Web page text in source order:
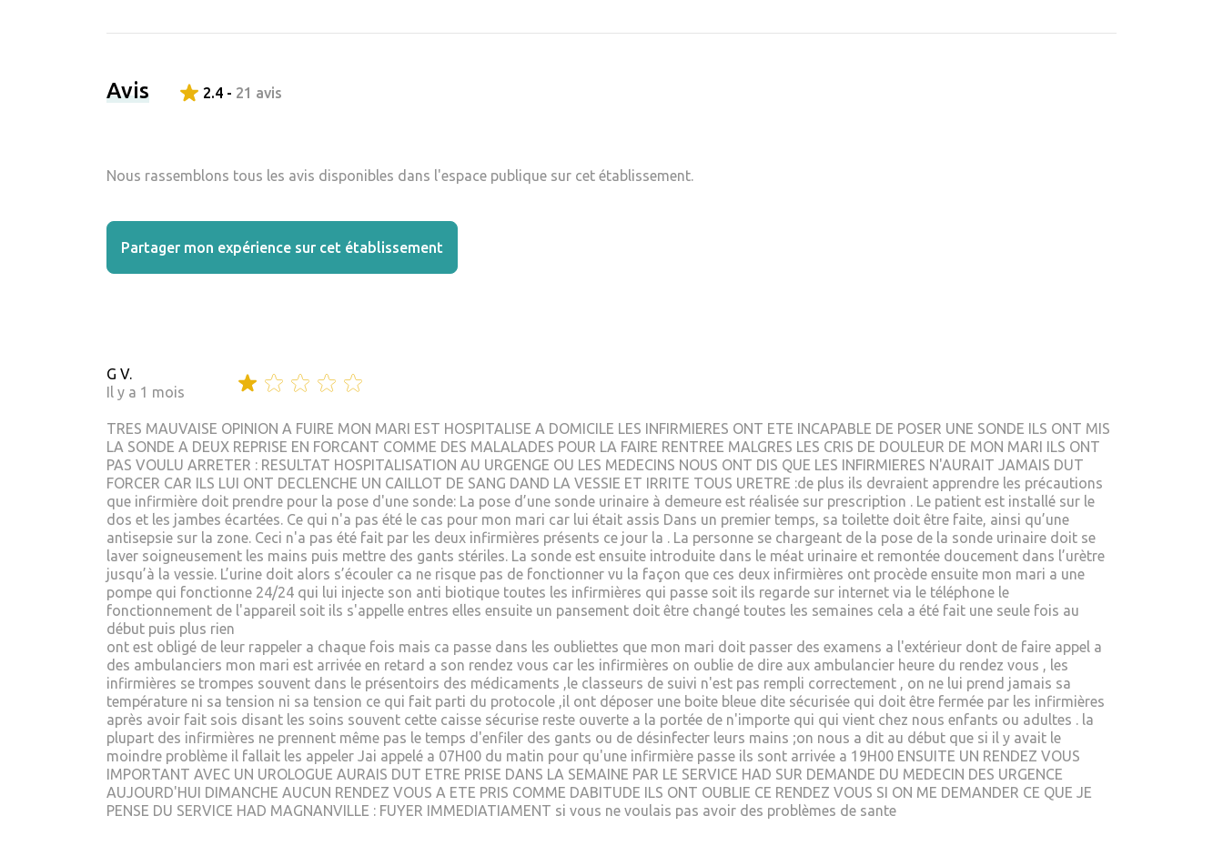
Avis 2.4 - 21 avis
Nous rassemblons tous les avis disponibles dans l'espace publique sur cet établissement.
Partager mon expérience sur cet établissement
G V.
Il y a 1 mois
TRES MAUVAISE OPINION A FUIRE MON MARI EST HOSPITALISE A DOMICILE LES INFIRMIERES ONT ETE INCAPABLE DE POSER UNE SONDE ILS ONT MIS
LA SONDE A DEUX REPRISE EN FORCANT COMME DES MALALADES POUR LA FAIRE RENTREE MALGRES LES CRIS DE DOULEUR DE MON MARI ILS ONT
PAS VOULU ARRETER : RESULTAT HOSPITALISATION AU URGENGE OU LES MEDECINS NOUS ONT DIS QUE LES INFIRMIERES N'AURAIT JAMAIS DUT
FORCER CAR ILS LUI ONT DECLENCHE UN CAILLOT DE SANG DAND LA VESSIE ET IRRITE TOUS URETRE :de plus ils devraient apprendre les précautions
que infirmière doit prendre pour la pose d'une sonde: La pose d’une sonde urinaire à demeure est réalisée sur prescription . Le patient est installé sur le
dos et les jambes écartées. Ce qui n'a pas été le cas pour mon mari car lui était assis Dans un premier temps, sa toilette doit être faite, ainsi qu’une
antisepsie sur la zone. Ceci n'a pas été fait par les deux infirmières présents ce jour la . La personne se chargeant de la pose de la sonde urinaire doit se
laver soigneusement les mains puis mettre des gants stériles. La sonde est ensuite introduite dans le méat urinaire et remontée doucement dans l’urètre
jusqu’à la vessie. L’urine doit alors s’écouler ca ne risque pas de fonctionner vu la façon que ces deux infirmières ont procède ensuite mon mari a une
pompe qui fonctionne 24/24 qui lui injecte son anti biotique toutes les infirmières qui passe soit ils regarde sur internet via le téléphone le
fonctionnement de l'appareil soit ils s'appelle entres elles ensuite un pansement doit être changé toutes les semaines cela a été fait une seule fois au
début puis plus rien
ont est obligé de leur rappeler a chaque fois mais ca passe dans les oubliettes que mon mari doit passer des examens a l'extérieur dont de faire appel a
des ambulanciers mon mari est arrivée en retard a son rendez vous car les infirmières on oublie de dire aux ambulancier heure du rendez vous , les
infirmières se trompes souvent dans le présentoirs des médicaments ,le classeurs de suivi n'est pas rempli correctement , on ne lui prend jamais sa
température ni sa tension ni sa tension ce qui fait parti du protocole ,il ont déposer une boite bleue dite sécurisée qui doit être fermée par les infirmières
après avoir fait sois disant les soins souvent cette caisse sécurise reste ouverte a la portée de n'importe qui qui vient chez nous enfants ou adultes . la
plupart des infirmières ne prennent même pas le temps d'enfiler des gants ou de désinfecter leurs mains ;on nous a dit au début que si il y avait le
moindre problème il fallait les appeler Jai appelé a 07H00 du matin pour qu'une infirmière passe ils sont arrivée a 19H00 ENSUITE UN RENDEZ VOUS
IMPORTANT AVEC UN UROLOGUE AURAIS DUT ETRE PRISE DANS LA SEMAINE PAR LE SERVICE HAD SUR DEMANDE DU MEDECIN DES URGENCE
AUJOURD'HUI DIMANCHE AUCUN RENDEZ VOUS A ETE PRIS COMME DABITUDE ILS ONT OUBLIE CE RENDEZ VOUS SI ON ME DEMANDER CE QUE JE
PENSE DU SERVICE HAD MAGNANVILLE : FUYER IMMEDIATIAMENT si vous ne voulais pas avoir des problèmes de sante